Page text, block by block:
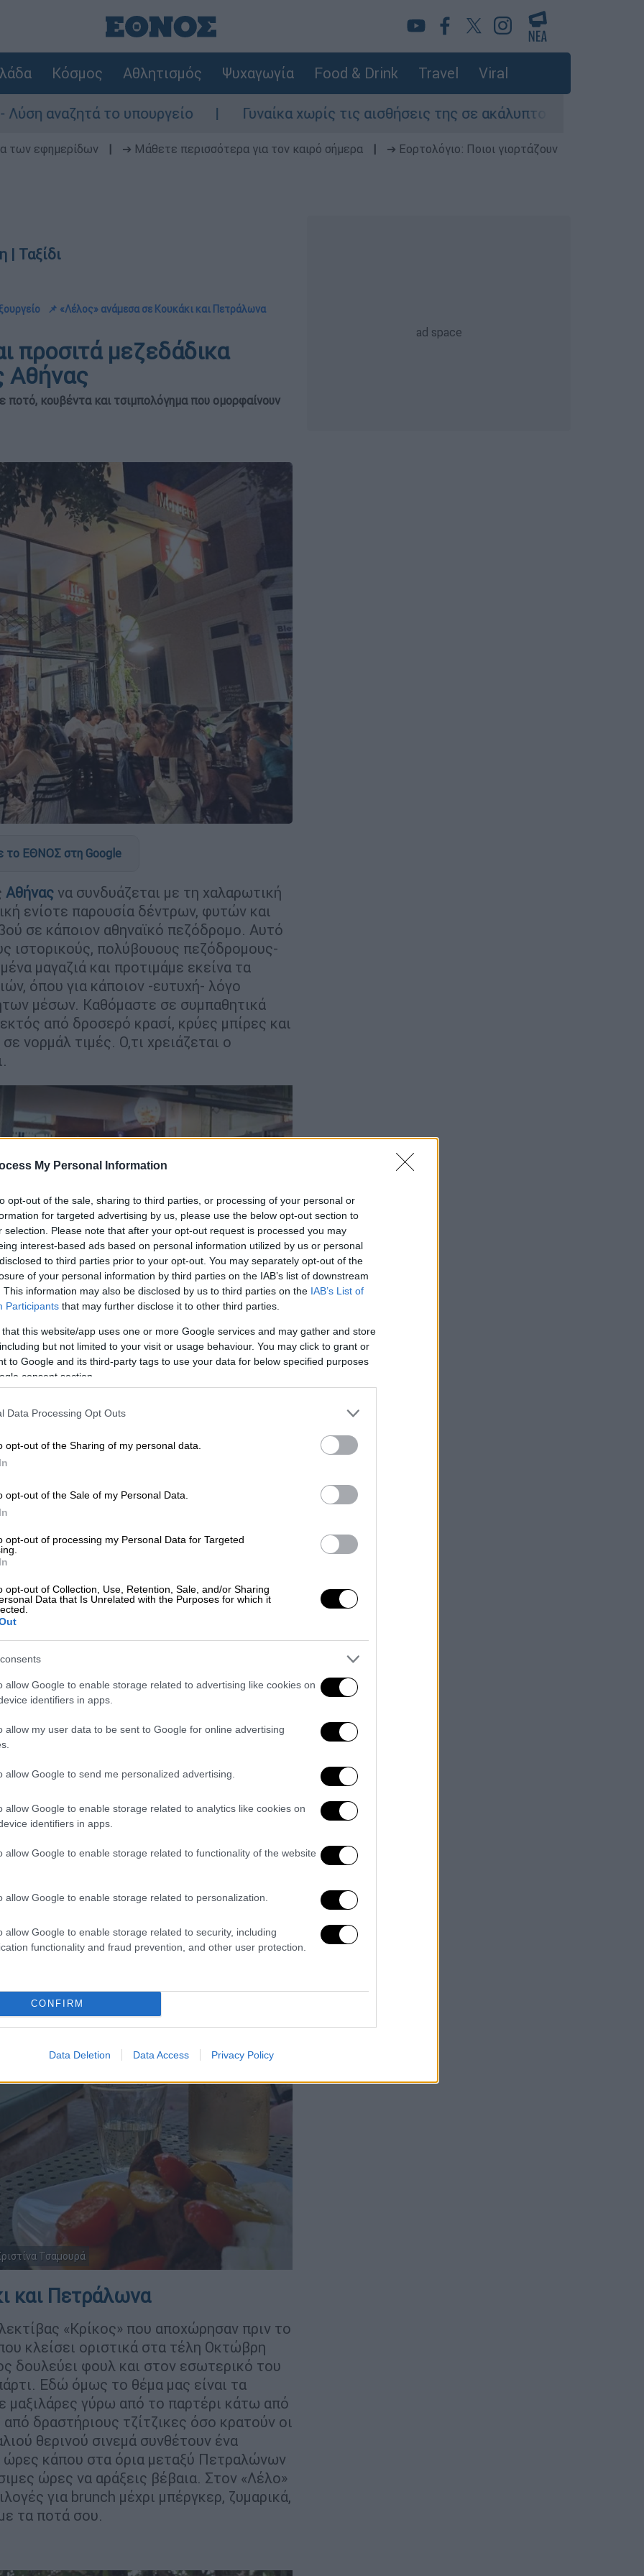
My Personal Information
opt-out of the sale, sharing to third parties, or processing of your personal or
for targeted advertising by us, please use the below opt-out section to
selection. Please note that after your opt-out request is processed you may
interest-based ads based on personal information utilized by us or personal
to third parties prior to your opt-out. You may separately opt-out of the
of your personal information by third parties on the IAB’s list of downstream
This information may also be disclosed by us to third parties on the IAB’s List of
Participants that may further disclose it to other third parties.
that this website/app uses one or more Google services and may gather and store
but not limited to your visit or usage behaviour. You may click to grant or
to Google and its third-party tags to use your data for below specified purposes
consent section.
Data Processing Opt Outs
opt-out of the Sharing of my personal data.
opt-out of the Sale of my Personal Data.
opt-out of processing my Personal Data for Targeted
opt-out of Collection, Use, Retention, Sale, and/or Sharing
Data that Is Unrelated with the Purposes for which it
allow Google to enable storage related to advertising like cookies on
identifiers in apps.
allow my user data to be sent to Google for online advertising
allow Google to send me personalized advertising.
allow Google to enable storage related to analytics like cookies on
identifiers in apps.
allow Google to enable storage related to functionality of the website
allow Google to enable storage related to personalization.
allow Google to enable storage related to security, including
functionality and fraud prevention, and other user protection.
CONFIRM
Data Deletion Data Access Privacy Policy
Κόσμος Αθλητισμός Ψυχαγωγία Food & Drink Travel Viral
Γυναίκα χωρίς τις αισθήσεις της σε ακάλυπτο πολυκατοικίας στη
των εφημερίδων ➔ Μάθετε περισσότερα για τον καιρό σήμερα
➔ Εορτολόγιο: Ποιοι γιορτάζουν
| Ταξίδι
📌 «Λέλος» ανάμεσα σε Κουκάκι και Πετράλωνα
προσιτά μεζεδάδικα
Αθήνας
ποτό, κουβέντα και τσιμπολόγημα που ομορφαίνουν
το ΕΘΝΟΣ στη Google
Αθήνας να συνδυάζεται με τη χαλαρωτική
ενίοτε παρουσία δέντρων, φυτών και
σε κάποιον αθηναϊκό πεζόδρομο. Αυτό
ιστορικούς, πολύβουους πεζόδρομους-
μαγαζιά και προτιμάμε εκείνα τα
όπου για κάποιον -ευτυχή- λόγο
μέσων. Καθόμαστε σε συμπαθητικά
από δροσερό κρασί, κρύες μπίρες και
νορμάλ τιμές. Ο,τι χρειάζεται ο
έχει απομείνει από το πρώην ρουχάδικο
το cool καφενείο-μπαρ-μπιστρό του
αφού απλώνει τα τραπεζάκια στο
Οδυσσέως, εκεί που
από τη στάση του μετρό και το
του πεζόδρομου με τα ψηλά δέντρα
εξωτερικό χώρο αίσθηση καταφυγίου
Morgan All Jeans πίνεις ρακί (από €3,00),
κτήμα Δημήτρης Μίγας (από
με μια σειρά γευστικά πιάτα όπως το
(€6,50), τα χειροποίητα ντολμαδάκια
σοτέ με σύγκλινο (€7,00), τις
(€6,50), την περίφημη αλγερινή
και «ζουμερή» ασιατική τηγανιά
(€8,50) ή το μερακλήδικο το πικάντικο
του Morgan σηκώνει και ποτό (από
Τσαμουρά
και Πετράλωνα
«Κρίκος» που αποχώρησαν πριν το
κλείσει οριστικά στα τέλη Οκτώβρη
δουλεύει φουλ και στον εσωτερικό του
Εδώ όμως το θέμα μας είναι τα
μαξιλάρες γύρω από το παρτέρι κάτω από
δραστήριους τζίτζικες όσο κρατούν οι
θερινού σινεμά συνθέτουν ένα
ώρες κάπου στα όρια μεταξύ Πετραλώνων
ώρες να αράξεις βέβαια. Στον «Λέλο»
για brunch μέχρι μπέργκερ, ζυμαρικά,
τα ποτά σου.